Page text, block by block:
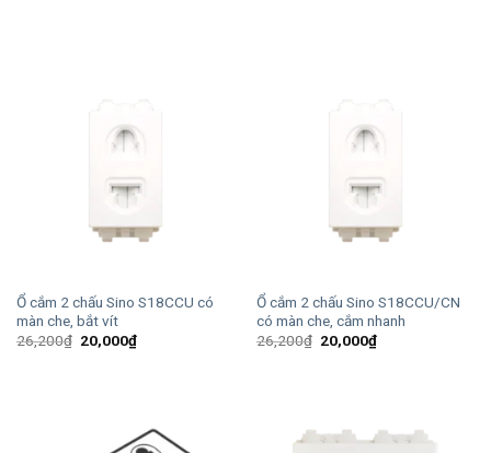
Ổ cắm 2 chấu Sino S18CCU có
màn che, bắt vít
26,200₫ Giá
gốc
20,000₫Giá
hiện
Ổ cắm 2 chấu Sino S18CCU/CN
có màn che, cắm nhanh
26,200₫ Giá
gốc
20,000₫Giá
hiện